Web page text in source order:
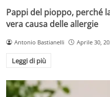
Pappi del pioppo, perché
vera causa delle allergie
Antonio Bastianelli Aprile 30,
Leggi di più